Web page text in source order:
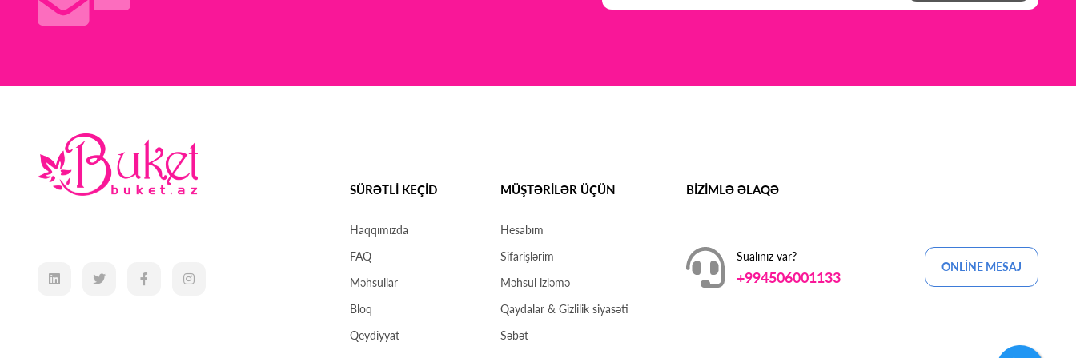
SÜRƏTLİ KEÇİD
Haqqımızda
FAQ
Məhsullar
Bloq
Qeydiyyat
MÜŞTƏRİLƏR ÜÇÜN
Hesabım
Sifarişlərim
Məhsul izləmə
Qaydalar & Gizlilik siyasəti
Səbət
BİZİMLƏ ƏLAQƏ
Sualınız var?
+994506001133
ONLİNE MESAJ